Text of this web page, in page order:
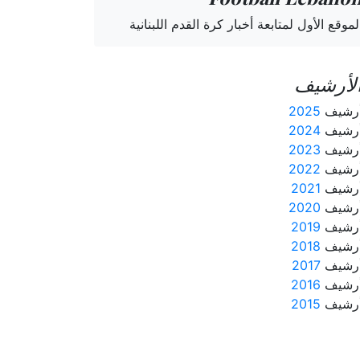
الأول لمتابعة أخبار كرة القدم اللبنانية
2025
2024
2023
2022
2021
2020
2019
2018
2017
2016
2015